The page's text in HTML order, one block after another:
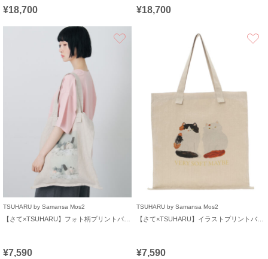
¥18,700 ¥18,700
TSUHARU by Samansa Mos2
¥7,590
TSUHARU by Samansa Mos2
¥7,590